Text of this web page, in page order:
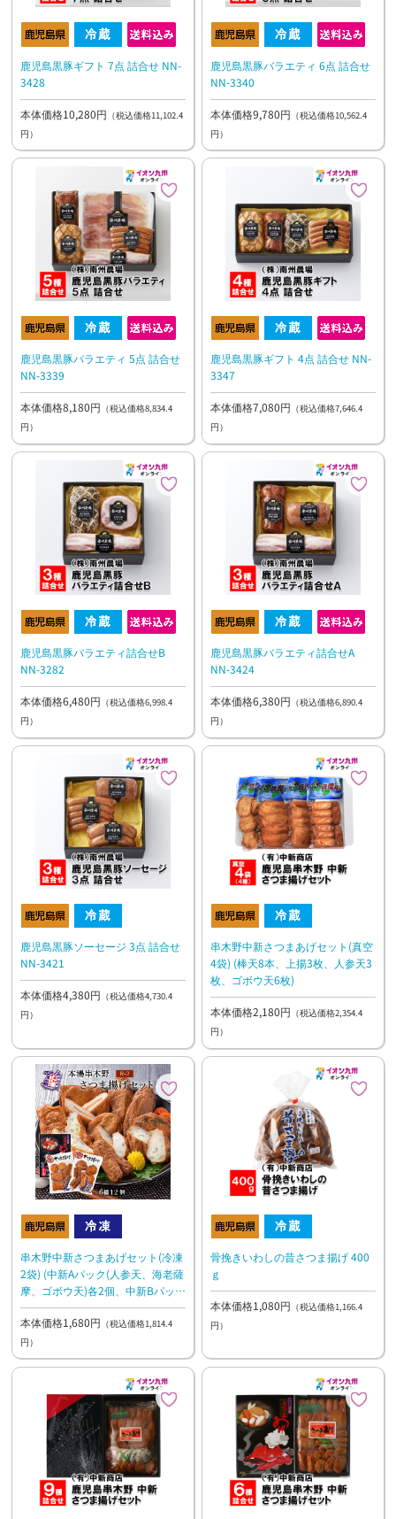
鹿児島黒豚ギフト 7点 詰合せ NN-
3428
本体価格10,280円 （税込価格11,102.4
円）
鹿児島黒豚バラエティ 6点 詰合せ
NN-3340
本体価格9,780円 （税込価格10,562.4
円）
鹿児島黒豚バラエティ 5点 詰合せ
NN-3339
本体価格8,180円 （税込価格8,834.4
円）
鹿児島黒豚ギフト 4点 詰合せ NN-
3347
本体価格7,080円 （税込価格7,646.4
円）
鹿児島黒豚バラエティ詰合せB
NN-3282
本体価格6,480円 （税込価格6,998.4
円）
鹿児島黒豚バラエティ詰合せA
NN-3424
本体価格6,380円 （税込価格6,890.4
円）
鹿児島黒豚ソーセージ 3点 詰合せ
NN-3421
本体価格4,380円 （税込価格4,730.4
円）
串木野中新さつまあげセット(真空
4袋) (棒天8本、上揚3枚、人参天3
枚、ゴボウ天6枚)
本体価格2,180円 （税込価格2,354.4
円）
串木野中新さつまあげセット(冷凍
2袋) (中新Aパック(人参天、海老薩
摩、ゴボウ天)各2個、中新Bパック
(さつまいも天、高菜天、骨挽きい
わしの昔さつま揚げ)各2個)
本体価格1,680円 （税込価格1,814.4
円）
骨挽きいわしの昔さつま揚げ 400
ｇ
本体価格1,080円 （税込価格1,166.4
円）